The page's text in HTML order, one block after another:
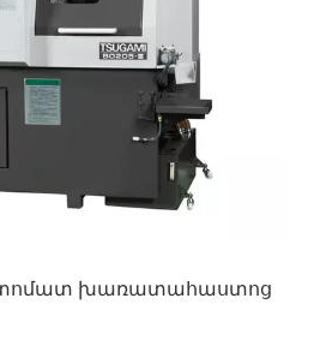
խառատահաստոց